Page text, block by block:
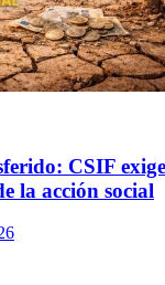
CSIF
la acción social